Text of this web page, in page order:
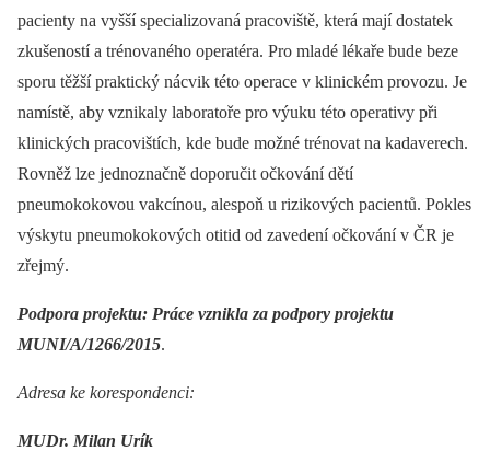
pacienty na vyšší specializovaná pracoviště, která mají dostatek
zkušeností a trénovaného operatéra. Pro mladé lékaře bude beze
sporu těžší praktický nácvik této operace v klinickém provozu. Je
namístě, aby vznikaly laboratoře pro výuku této operativy při
klinických pracovištích, kde bude možné trénovat na kadaverech.
Rovněž lze jednoznačně doporučit očkování dětí
pneumokokovou vakcínou, alespoň u rizikových pacientů. Pokles
výskytu pneumokokových otitid od zavedení očkování v ČR je
zřejmý.
Podpora projektu: Práce vznikla za podpory projektu
MUNI/A/1266/2015.
Adresa ke korespondenci:
MUDr. Milan Urík